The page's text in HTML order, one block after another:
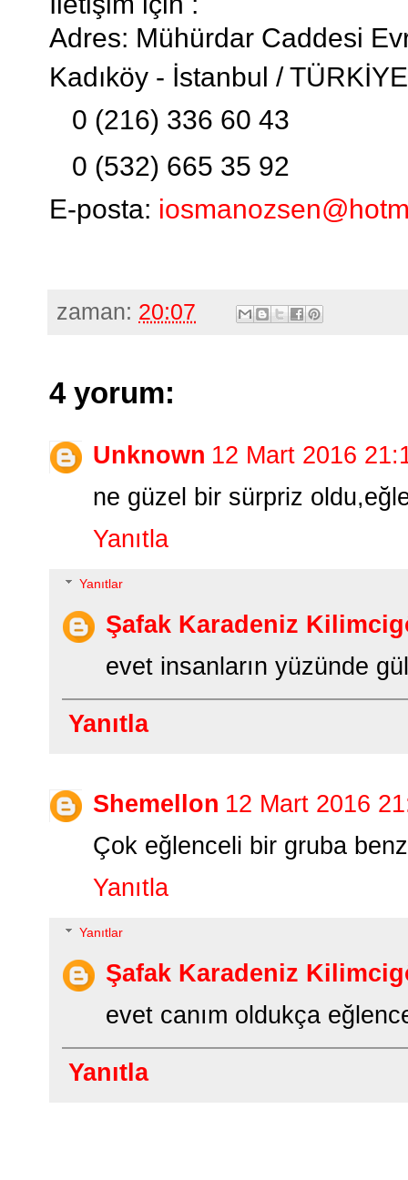
Adres: Mühürdar Caddesi
Kadıköy - İstanbul / TÜRKİYE
0 (216) 336 60 43
0 (532) 665 35 92
E-posta:
zaman: 20:07
4 yorum:
Unknown 12 Mart 2016
ne güzel bir sürpriz
Yanıtla
Yanıtlar
Şafak Karadeniz
evet insanların yüzünde
Yanıtla
Shemellon 12 Mart 2016
Çok eğlenceli bir gruba
Yanıtla
Yanıtlar
Şafak Karadeniz
evet canım oldukça
Yanıtla